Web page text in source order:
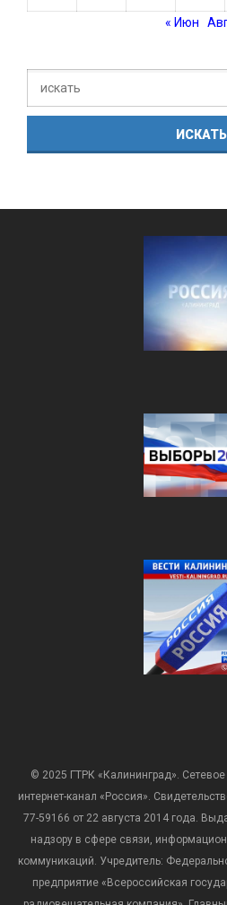
« Июн
© 2025 ГТРК «Калининград».
интернет-канал «Россия».
77-59166 от 22 августа 2014 года.
надзору в сфере связи,
коммуникаций. Учредитель:
предприятие «Всероссийская